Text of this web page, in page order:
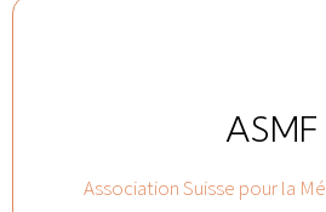
ASMF
Association Suisse pour la